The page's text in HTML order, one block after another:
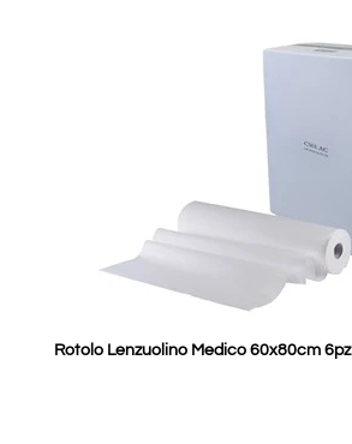
Rotolo Lenzuolino Medico 60x80cm 6pz